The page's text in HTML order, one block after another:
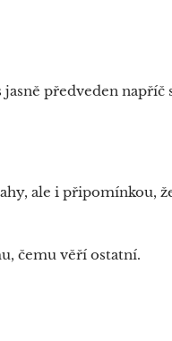
předveden napříč
ale i připomínkou,
čemu věří ostatní.